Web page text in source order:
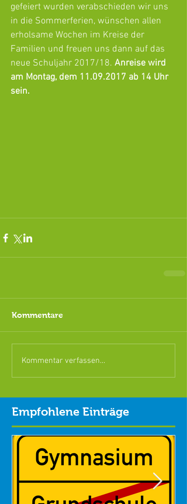
gefeiert wurden verabschieden wir uns
in die Sommerferien, wünschen allen
erholsame Wochen im Kreise der
Familien und freuen uns dann auf das
neue Schuljahr 2017/18. Anreise wird
am Montag, dem 11.09.2017 ab 14 Uhr
sein.
Kommentare
Kommentar verfassen...
Empfohlene Einträge